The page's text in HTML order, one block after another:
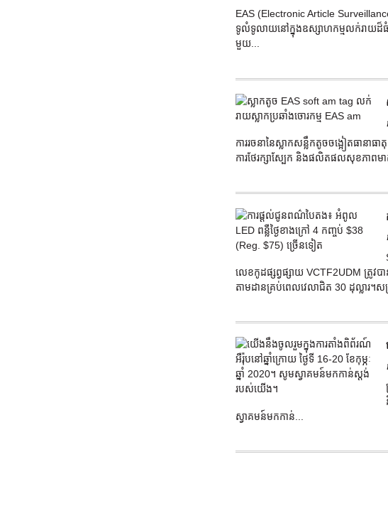
EAS (Electronic Article
ទូលំទូលាយនៅក្នុងឧស្សាហកម្មលក់រាយដ៏ធំ
មួយ...
ការរចនានៃស្លាកសន្លឹកតូចចង្អៀតធាន
ការថែរក្សាស្បែក និងផលិតផលសុខភាពមា
លេខកូដផ្សព្វផ្សាយ VCTF2UDM ត្រូវប
តាមដានគ្រប់ពេលវេលាជិត 30 ដុល្លារ។
ស្វាគមន៍មកកាន់...